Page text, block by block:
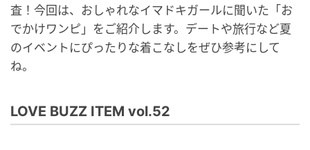
査！今回は、おしゃれなイマドキガールに聞いた「お
でかけワンピ」をご紹介します。デートや旅行など夏
のイベントにぴったりな着こなしをぜひ参考にして
ね。
LOVE BUZZ ITEM vol.52